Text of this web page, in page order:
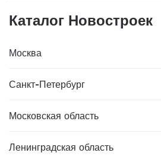
Каталог Новостроек
Москва
Санкт-Петербург
Московская область
Ленинградская область